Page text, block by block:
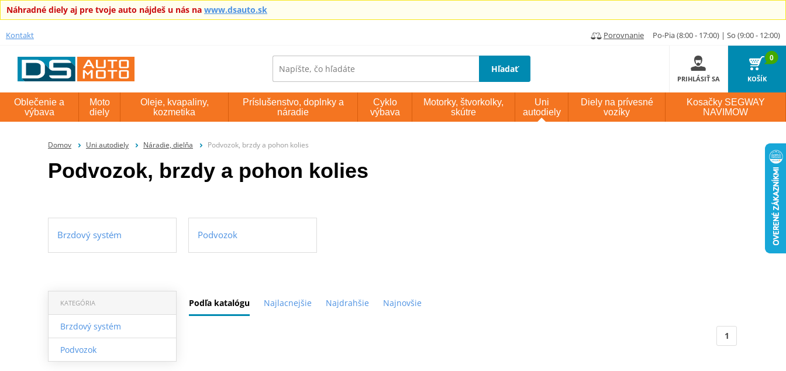
Náhradné diely aj pre tvoje auto nájdeš u nás na www.dsauto.sk
Kontakt Porovnanie Po-Pia (8:00 - 17:00) | So (9:00 - 12:00)
Hľadať
PRIHLÁSIŤ SA
0
KOŠÍK
Oblečenie a
výbava
Moto
diely
Oleje, kvapaliny,
kozmetika
Príslušenstvo, doplnky a
náradie
Cyklo
výbava
Motorky, štvorkolky,
skútre
Uni
autodiely
Diely na prívesné
vozíky
Kosačky SEGWAY
NAVIMOW
Domov Uni autodiely Náradie, dielňa Podvozok, brzdy a pohon kolies
Podvozok, brzdy a pohon kolies
Brzdový systém Podvozok
Podľa katalógu Najlacnejšie Najdrahšie Najnovšie
KATEGÓRIA
Brzdový systém
Podvozok
1